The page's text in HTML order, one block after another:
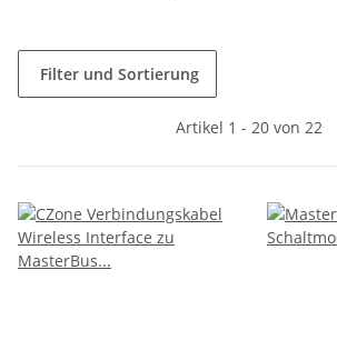
Filter und Sortierung
Artikel 1 - 20 von 22